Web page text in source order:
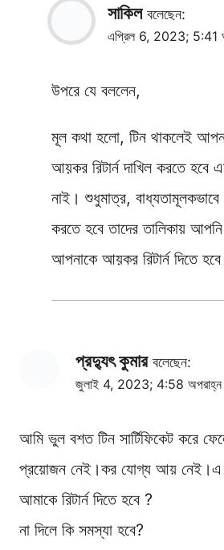
সাকিল বলেছেন:
এপ্রিল 6, 2023; 5:41
উপরে যে বললেন,
মূল কথা হলো, টিন থাকলেই
আয়কর রিটার্ন দাখিল করতে হবে
নাই। শুধুমাত্র, বাধ্যতামূলকভাবে
করতে হবে তাদের তালিকায়
আপনাকে আয়কর রিটার্ন দিতে
প্রদ্যুৎ কুমার বলেছেন:
জুলাই 4, 2023; 4:58
আমি ভুল বশত টিন সার্টিফিকেট করে
প্রয়োজন নেই।কর যোগ্য আয় নেই।এ
আমাকে রিটার্ন দিতে হবে ?
না দিলে কি সমস্যা হবে?